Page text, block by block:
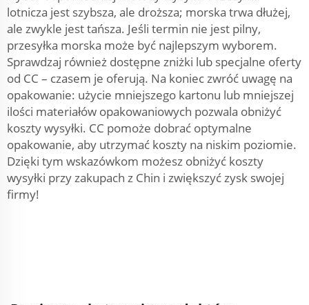
lotnicza jest szybsza, ale droższa; morska trwa dłużej,
ale zwykle jest tańsza. Jeśli termin nie jest pilny,
przesyłka morska może być najlepszym wyborem.
Sprawdzaj również dostępne zniżki lub specjalne oferty
od CC – czasem je oferują. Na koniec zwróć uwagę na
opakowanie: użycie mniejszego kartonu lub mniejszej
ilości materiałów opakowaniowych pozwala obniżyć
koszty wysyłki. CC pomoże dobrać optymalne
opakowanie, aby utrzymać koszty na niskim poziomie.
Dzięki tym wskazówkom możesz obniżyć koszty
wysyłki przy zakupach z Chin i zwiększyć zysk swojej
firmy!